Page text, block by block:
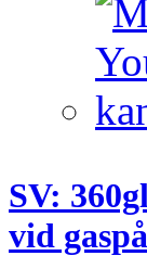
SV:
vid